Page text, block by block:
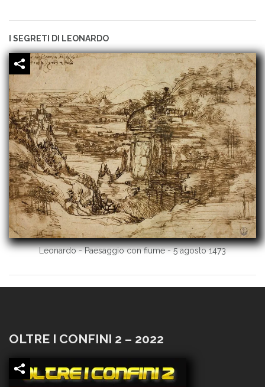
I SEGRETI DI LEONARDO
Leonardo - Paesaggio con fiume - 5 agosto 1473
OLTRE I CONFINI 2 – 2022